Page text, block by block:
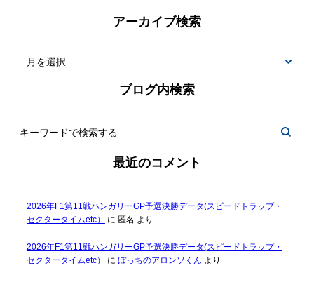
アーカイブ検索
ブログ内検索
最近のコメント
2026年F1第11戦ハンガリーGP予選決勝データ(スピードトラップ・
セクタータイムetc）
に 匿名 より
2026年F1第11戦ハンガリーGP予選決勝データ(スピードトラップ・
セクタータイムetc）
に ぼっちのアロンソくん より